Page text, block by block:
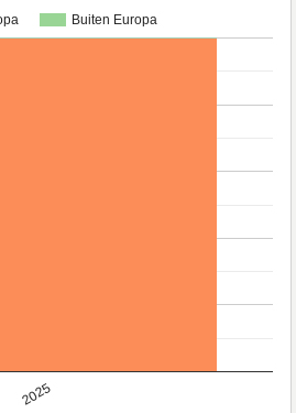
Buiten Europa
2025